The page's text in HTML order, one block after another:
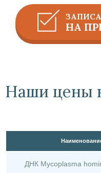
НА
Наши цены
ДНК Mycoplasma